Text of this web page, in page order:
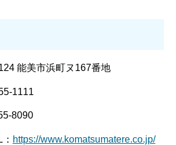
能美市浜町ヌ167番地
1111
8090
https://www.komatsumatere.co.jp/